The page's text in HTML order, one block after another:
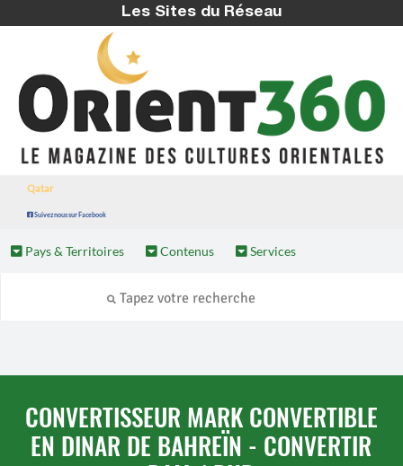
Les Sites du Réseau
Qatar
Suivez nous sur Facebook
Pays & Territoires Contenus Services
CONVERTISSEUR MARK CONVERTIBLE
EN DINAR DE BAHREÏN - CONVERTIR